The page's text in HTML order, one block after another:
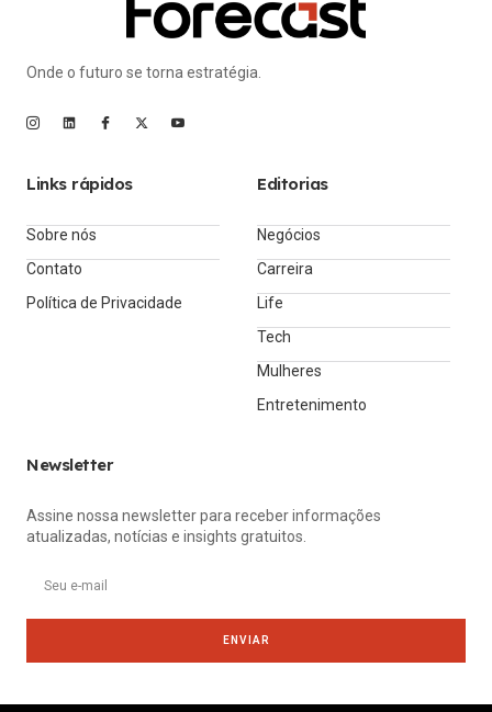
Onde o futuro se torna estratégia.
Links rápidos
Sobre nós
Contato
Política de Privacidade
Editorias
Negócios
Carreira
Life
Tech
Mulheres
Entretenimento
Newsletter
Assine nossa newsletter para receber informações
atualizadas, notícias e insights gratuitos.
ENVIAR